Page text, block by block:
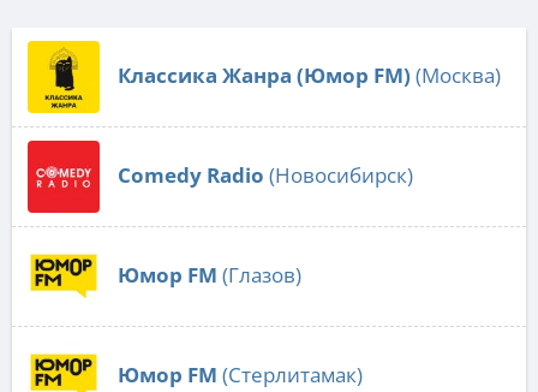
Классика Жанра (Юмор FM) (Москва)
Comedy Radio (Новосибирск)
Юмор FM (Глазов)
Юмор FM (Стерлитамак)